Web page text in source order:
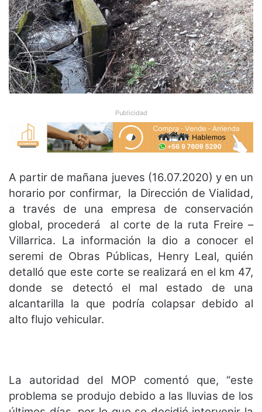
Publicidad
A partir de mañana jueves (16.07.2020) y en un
horario por confirmar, la Dirección de Vialidad,
a través de una empresa de conservación
global, procederá al corte de la ruta Freire –
Villarrica. La información la dio a conocer el
seremi de Obras Públicas, Henry Leal, quién
detalló que este corte se realizará en el km 47,
donde se detectó el mal estado de una
alcantarilla la que podría colapsar debido al
alto flujo vehicular.
La autoridad del MOP comentó que, “este
problema se produjo debido a las lluvias de los